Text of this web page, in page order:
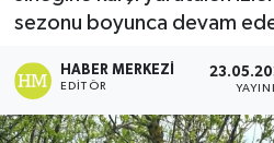
sezonu boyunca devam
HABER MERKEZI
EDITÖR
Spor
Magazin
Medya
Sağlık
Son Dakika Haberleri
Haber Arşivi